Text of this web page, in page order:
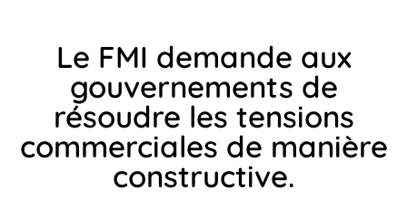
Le FMI demande aux
gouvernements de
résoudre les tensions
commerciales de manière
constructive.